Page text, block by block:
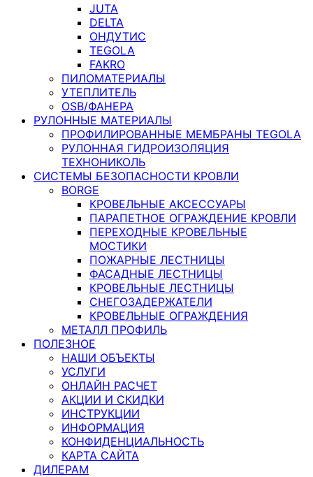
JUTA
DELTA
ОНДУТИС
TEGOLA
FAKRO
ПИЛОМАТЕРИАЛЫ
УТЕПЛИТЕЛЬ
OSB/ФАНЕРА
РУЛОННЫЕ МАТЕРИАЛЫ
ПРОФИЛИРОВАННЫЕ МЕМБРАНЫ TEGOLA
РУЛОННАЯ ГИДРОИЗОЛЯЦИЯ
ТЕХНОНИКОЛЬ
СИСТЕМЫ БЕЗОПАСНОСТИ КРОВЛИ
BORGE
КРОВЕЛЬНЫЕ АКСЕССУАРЫ
ПАРАПЕТНОЕ ОГРАЖДЕНИЕ КРОВЛИ
ПЕРЕХОДНЫЕ КРОВЕЛЬНЫЕ
МОСТИКИ
ПОЖАРНЫЕ ЛЕСТНИЦЫ
ФАСАДНЫЕ ЛЕСТНИЦЫ
КРОВЕЛЬНЫЕ ЛЕСТНИЦЫ
СНЕГОЗАДЕРЖАТЕЛИ
КРОВЕЛЬНЫЕ ОГРАЖДЕНИЯ
МЕТАЛЛ ПРОФИЛЬ
ПОЛЕЗНОЕ
НАШИ ОБЪЕКТЫ
УСЛУГИ
ОНЛАЙН РАСЧЕТ
АКЦИИ И СКИДКИ
ИНСТРУКЦИИ
ИНФОРМАЦИЯ
КОНФИДЕНЦИАЛЬНОСТЬ
КАРТА САЙТА
ДИЛЕРАМ